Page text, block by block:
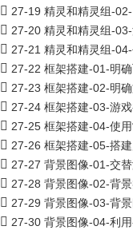
27-19 精灵和精灵组-
27-20 精灵和精灵组-
27-21 精灵和精灵组-
27-22 框架搭建-01-明
27-23 框架搭建-02-明
27-24 框架搭建-03-游
27-25 框架搭建-04-使
27-26 框架搭建-05-搭
27-27 背景图像-01-交
27-28 背景图像-02-背
27-29 背景图像-03-背
27-30 背景图像-04-利